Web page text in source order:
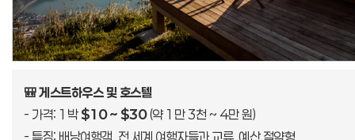
🎒 게스트하우스 및 호스텔
- 가격: 1박 $10 ~ $30(약 1만 3천 ~ 4만 원)
- 특징: 배낭여행객, 전 세계 여행자들과 교류, 예산 절약형